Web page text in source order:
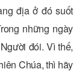
địa ở đó suốt
những ngày
đói. Vì thế,
Chúa, thì hãy